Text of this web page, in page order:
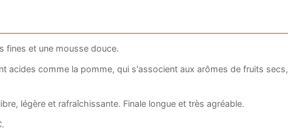
fines et une mousse douce.
acides comme la pomme, qui s'associent aux arômes de fruits secs,
légère et rafraîchissante. Finale longue et très agréable.